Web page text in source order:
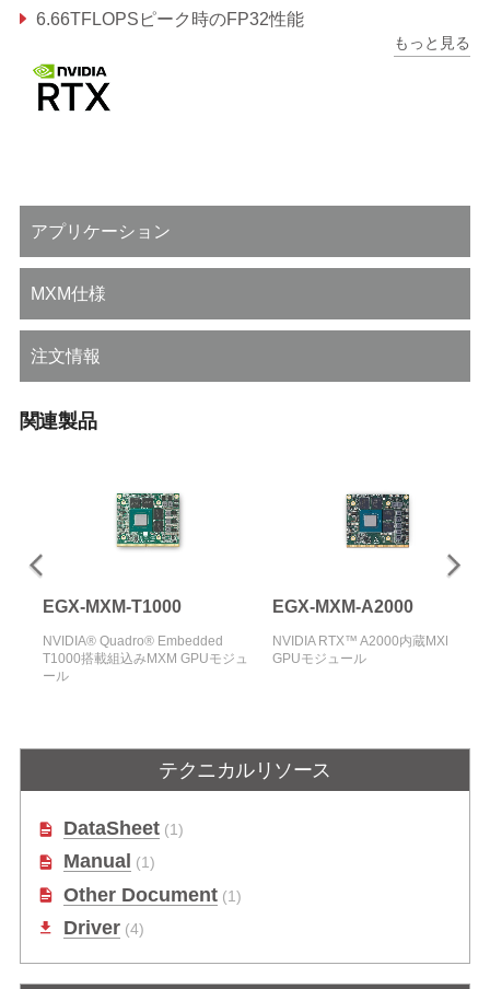
6.66TFLOPSピーク時のFP32性能
もっと見る
アプリケーション
MXM仕様
注文情報
関連製品
EGX-MXM-T1000
NVIDIA® Quadro® Embedded
T1000搭載組込みMXM GPUモジュ
ール
EGX-MXM-A2000
NVIDIA RTX™ A2000内蔵MXM
GPUモジュール
テクニカルリソース
DataSheet(1)
Manual (1)
Other Document(1)
Driver(4)